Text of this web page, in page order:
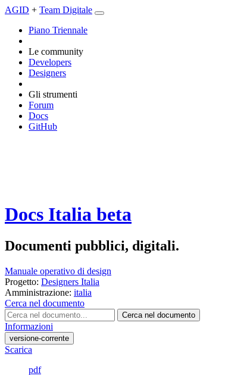
AGID + Team Digitale
Piano Triennale
Le community
Developers
Designers
Gli strumenti
Forum
Docs
GitHub
Docs Italia beta
Documenti pubblici, digitali.
Manuale operativo di design
Progetto: Designers Italia
Amministrazione: italia
Cerca nel documento
Cerca nel documento
Informazioni
versione-corrente
Scarica
pdf